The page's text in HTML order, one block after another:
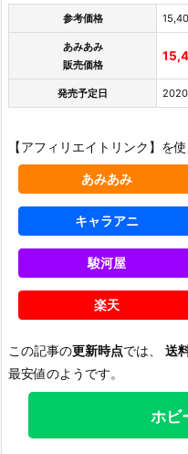
参考価格
あみあみ
販売価格
発売予定日 2020
【アフィリエイトリンク】を
あみあみ
キャラアニ
駿河屋
楽天
この記事の更新時点では、 送
最安値のようです。
ホビ